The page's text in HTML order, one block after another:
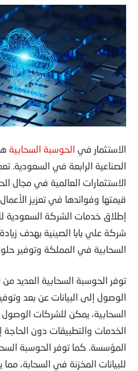
الاستثمار في الحوسبة السحابية
الصناعية الرابعة في السعودية.
الاستثمارات العالمية في مجال
قيمتها وفوائدها في تعزيز
إطلاق خدمات الشركة السعودية
شركة علي بابا الصينية بهدف
السحابية في المملكة وتوفير
توفر الحوسبة السحابية العديد
الوصول إلى البيانات عن بعد
السحابية، يمكن للشركات
الخدمات والتطبيقات دون
المؤسسة. كما توفر الحوسبة
للبيانات المخزنة في السحابة،